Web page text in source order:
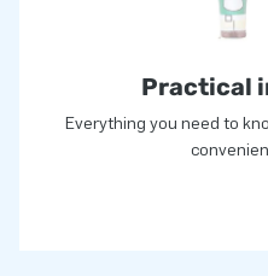
Practical
Everything you need to